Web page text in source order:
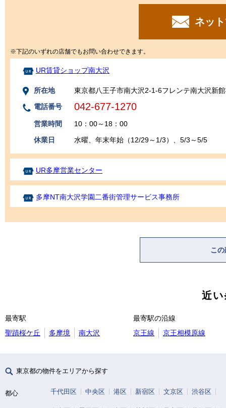
ネッ
※下記のいずれの店舗でもお問い合わせできます。
UR賃貸ショップ南大沢
所在地
東京都八王子市南大沢2-1-6フレンテ南大沢新
電話番号
042-677-1270
営業時間
10：00～18：00
休業日
水曜、年末年始（12/29～1/3）、5/3～5/5
UR多摩営業センター
多摩NT南大沢学園二番街管理サービス事務所
こ
近
最寄駅
聖蹟桜ケ丘
多摩境 南大沢
最寄駅の沿線
京王線
京王相模原線
東京都の物件をエリアから探す
都心 千代田区 中央区 港区 新宿区 文京区 渋谷区